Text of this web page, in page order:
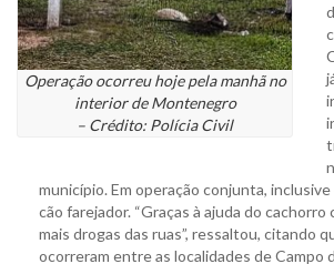
Operação ocorreu hoje pela manhã no
interior de Montenegro
– Crédito: Polícia Civil
município. Em operação conjunta,
cão farejador. “Graças à ajuda do
mais drogas das ruas”, ressaltou, citando
ocorreram entre as localidades de Campo